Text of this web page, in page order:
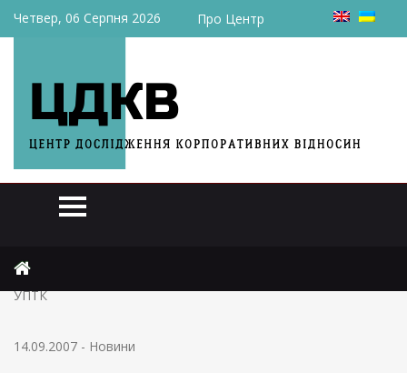
Четвер, 06 Серпня 2026 Про Центр
СКМ изучает целесообразность дальнейшего участия в
УПТК
14.09.2007 - Новини